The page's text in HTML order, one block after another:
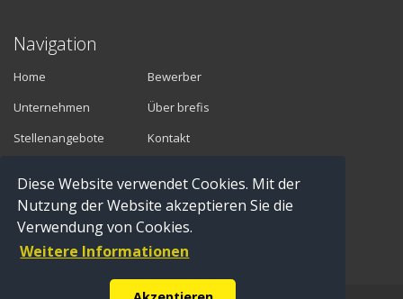
Diese Website verwendet Cookies. Mit der
Nutzung der Website akzeptieren Sie die
Verwendung von Cookies.
Weitere Informationen
Navigation
Home
Unternehmen
Stellenangebote
Bewerber
Über brefis
Kontakt
Vermittler
Anmelden
Registrieren